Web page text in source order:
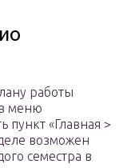
работы
меню
пункт «Главная >
возможен
семестра в